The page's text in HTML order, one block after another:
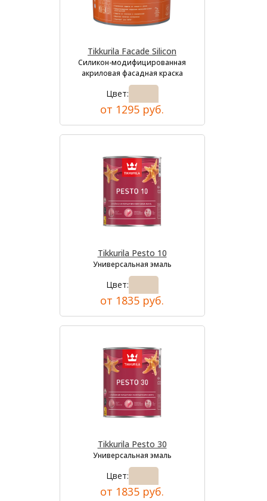
Tikkurila Facade Silicon
Силикон-модифицированная
акриловая фасадная краска
Цвет:
от 1295 руб.
Tikkurila Pesto 10
Универсальная эмаль
Цвет:
от 1835 руб.
Tikkurila Pesto 30
Универсальная эмаль
Цвет:
от 1835 руб.